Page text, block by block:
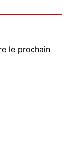
le prochain